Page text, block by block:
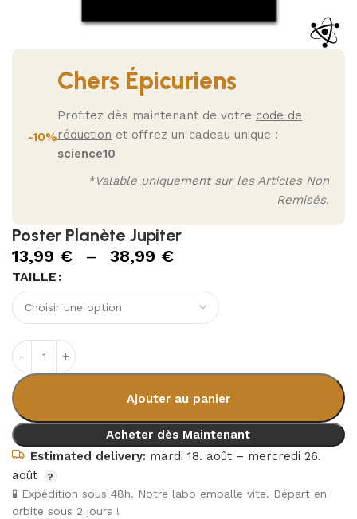
Poster Planète Jupiter
13,99 € – 38,99 €
-10%
Chers Épicuriens
Profitez dès maintenant de votre code de
réduction et offrez un cadeau unique :
science10
*Valable uniquement sur les Articles Non
Remisés.
TAILLE
Ajouter au panier
Acheter dès Maintenant
Estimated delivery: mardi 18. août – mercredi 26.
août
🧪 Expédition sous 48h. Notre labo emballe vite. Départ en
orbite sous 2 jours !